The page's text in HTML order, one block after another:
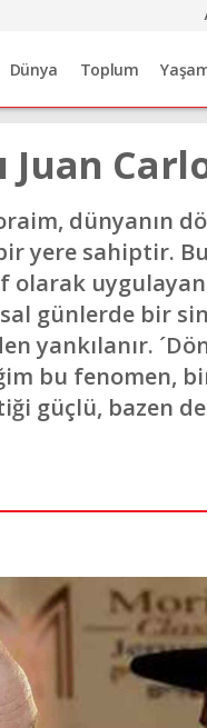
Dünya Toplum
Juan
dünyanın
yere sahiptir.
olarak
günlerde bir
yankılanır.
bu fenomen,
güçlü, bazen